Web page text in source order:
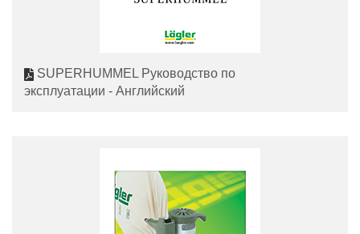
SUPERHUMMEL Руководство по
эксплуатации - Английский